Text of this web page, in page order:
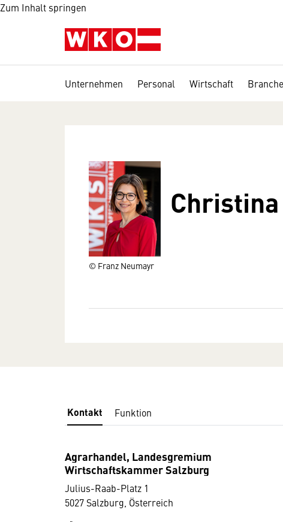
Zum Inhalt springen
Unternehmen Personal Wirtschaft
© Franz Neumayr
Kontakt Funktion
Agrarhandel, Landesgremium
Wirtschaftskammer Salzburg
Julius-Raab-Platz 1
5027 Salzburg, Österreich